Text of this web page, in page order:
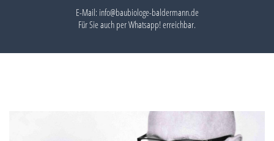
E-Mail: info@baubiologe-baldermann.de
Für Sie auch perWhatsapp!erreichbar.